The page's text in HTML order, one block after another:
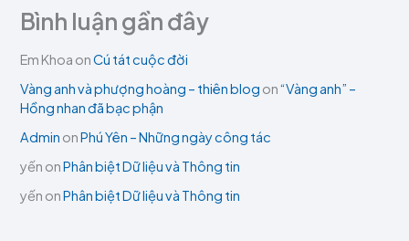
Bình luận gần đây
Em Khoa onCú tát cuộc đời
Vàng anh và phượng hoàng – thiên blog on“Vàng anh” –
Hồng nhan đã bạc phận
Admin onPhú Yên – Những ngày công tác
yến onPhân biệt Dữ liệu và Thông tin
yến onPhân biệt Dữ liệu và Thông tin